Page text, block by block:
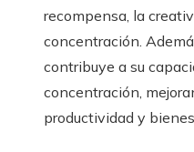
recompensa, la
concentración.
contribuye a su
concentración,
productividad y